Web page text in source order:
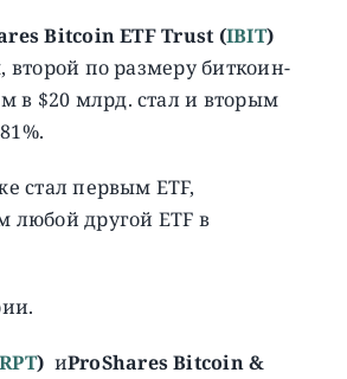
BitcoinETFTrust (IBIT)
по размеру биткоин-
в $20 млрд. стал и вторым
стал первым ETF,
любой другой ETF в
) иProSharesBitcoin &